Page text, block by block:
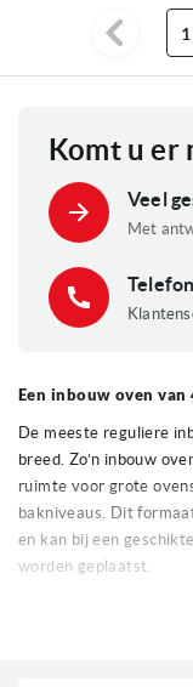
1
Komt u er
Veel
Met
Een inbouw oven van
De meeste reguliere
breed. Zo’n inbouw
ruimte voor grote
bakniveaus. Dit
en kan bij een
worden geplaatst.
De term ‘60 cm’